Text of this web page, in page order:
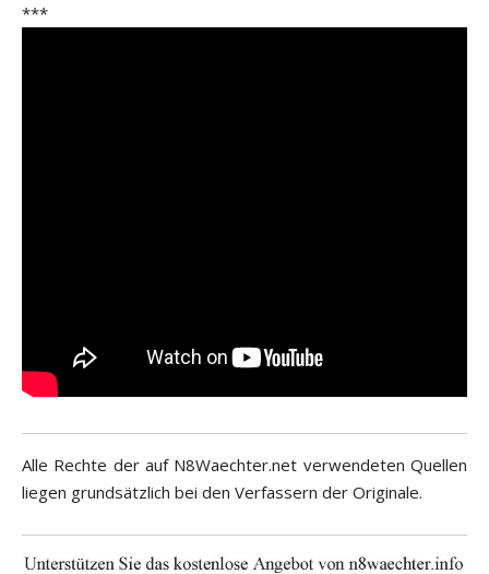
***
Alle Rechte der auf N8Waechter.net verwendeten Quellen
liegen grundsätzlich bei den Verfassern der Originale.